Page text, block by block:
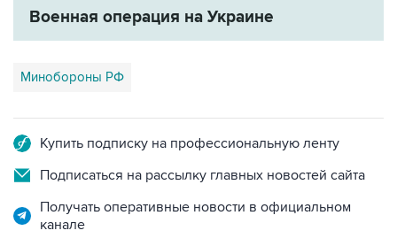
Военная операция на Украине
Минобороны РФ
Купить подписку на профессиональную ленту
Подписаться на рассылку главных новостей сайта
Получать оперативные новости в официальном
канале